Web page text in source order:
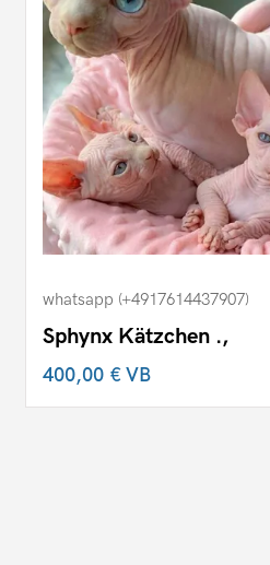
whatsapp (+4917614437907)
Sphynx Kätzchen .,
400,00 €VB